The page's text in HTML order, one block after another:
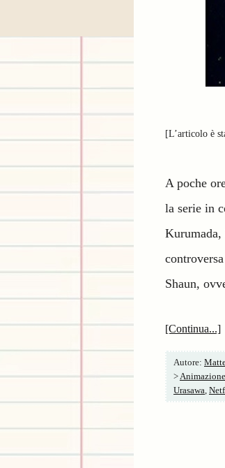
[L’articolo è
A poche
la serie in
Shaun,
[Continua...]
Autore:
>Animazione
Urasawa,